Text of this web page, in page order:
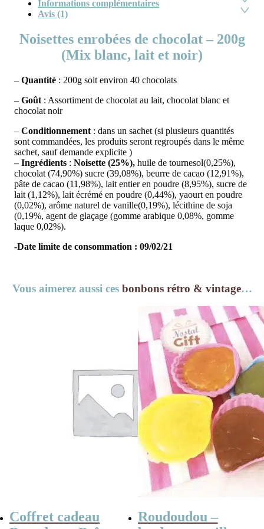
Informations complémentaires
Avis (1)
Noisettes enrobées de chocolat – 200g
(Mix blanc, lait et noir)
– Quantité : 200g soit environ 40 chocolats
– Goût : Assortiment de chocolat au lait, chocolat blanc et
chocolat noir
– Conditionnement : dans un sachet (si plusieurs quantités
sont commandées, les produits seront regroupés dans le même
sachet, sauf demande explicite )
– Ingrédients : Noisette (25%), huile de tournesol(0,25%),
chocolat (74,90%) sucre (39,08%), beurre de cacao (12,91%),
pâte de cacao (11,98%), lait entier en poudre (8,95%), sucre de
lait (1,12%), lait écrémé en poudre (0,44%), yaourt en poudre
(0,02%), arôme naturel de vanille(0,19%), lécithine de soja
(0,19%, agent de glaçage (gomme arabique 0,08%, gomme
laque 0,02%).
-Date limite de consommation : 09/02/21
Vous aimerez aussi ces bonbons rétro & vintage…
Coffret cadeau
Roudoudou –